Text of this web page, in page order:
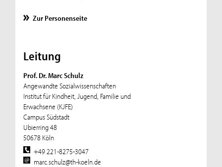
Zur Personenseite
Leitung
Prof. Dr. Marc Schulz
Angewandte Sozialwissenschaften
Institut für Kindheit, Jugend, Familie und
Erwachsene (KJFE)
Campus Südstadt
Ubierring 48
50678 Köln
+49 221-8275-3047
marc.schulz@th-koeln.de